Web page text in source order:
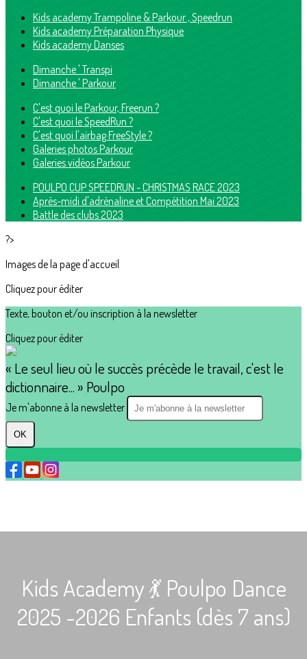
Kids academy Trampoline & Parkour , Speedrun
Kids academy Préparation Physique
Kids academy Danses
Dimanche ' Transpi
Dimanche ' Parkour
C'est quoi le Parkour, Freerun ?
C'est quoi le SpeedRun ?
C'est quoi l'airbag FreeStyle ?
Galeries photos Parkour
Galeries vidéos Parkour
POULPO CUP SPEEDRUN - CHRISTMAS RACE 2023
Après-midi d'adrénaline et Compétition Mai 2023
Battle des clubs 2023
?>
Images de la page d'accueil
Cliquez pour éditer
Texte, bouton et/ou inscription à la newsletter
Cliquez pour éditer
« Le seul lieu où le succès précède le travail, c'est le
dictionnaire... » Poulpo
Je m'abonne à la newsletter
OK
Kids Academy 💃 Poulpo Dance
2025 -2026 Enfants (dès 7 ans)